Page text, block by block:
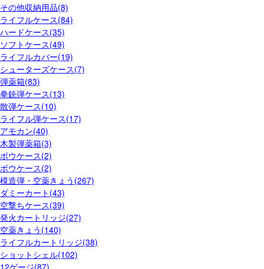
その他収納用品(8)
ライフルケース(84)
ハードケース(35)
ソフトケース(49)
ライフルカバー(19)
シューターズケース(7)
弾薬箱(83)
拳銃弾ケース(13)
散弾ケース(10)
ライフル弾ケース(17)
アモカン(40)
木製弾薬箱(3)
ボウケース(2)
ボウケース(2)
模造弾・空薬きょう(267)
ダミーカート(43)
空撃ちケース(39)
発火カートリッジ(27)
空薬きょう(140)
ライフルカートリッジ(38)
ショットシェル(102)